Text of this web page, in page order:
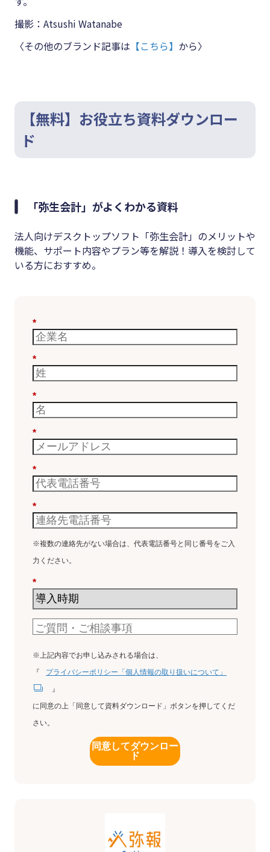
撮影：Atsushi Watanabe
〈その他のブランド記事は 【こちら】 から〉
【無料】お役立ち資料ダウンロー
ド
「弥生会計」がよくわかる資料
法人向けデスクトップソフト「弥生会計」のメリットや
機能、サポート内容やプラン等を解説！導入を検討して
いる方におすすめ。
*
*
*
*
*
*
※複数の連絡先がない場合は、代表電話番号と同じ番号をご入
力ください。
*
※上記内容でお申し込みされる場合は、
『
プライバシーポリシー「個人情報の取り扱いについて」
』
に同意の上「同意して資料ダウンロード」ボタンを押してくだ
さい。
同意してダウンロー
ド